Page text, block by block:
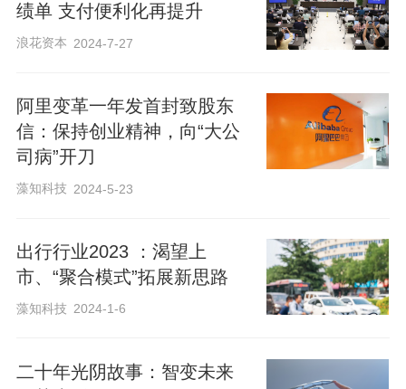
绩单 支付便利化再提升
浪花资本 2024-7-27
阿里变革一年发首封致股东
信：保持创业精神，向“大公
司病”开刀
藻知科技 2024-5-23
出行行业2023 ：渴望上
市、“聚合模式”拓展新思路
藻知科技 2024-1-6
二十年光阴故事：智变未来